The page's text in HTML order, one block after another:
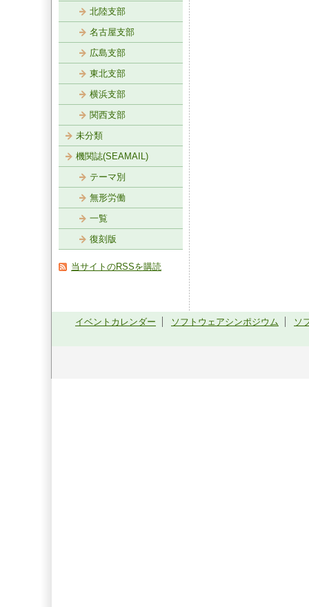
北陸支部
名古屋支部
広島支部
東北支部
横浜支部
関西支部
未分類
機関誌(SEAMAIL)
テーマ別
無形労働
一覧
復刻版
当サイトのRSSを購読
イベントカレンダー ソフトウェアシンポジウム ソ